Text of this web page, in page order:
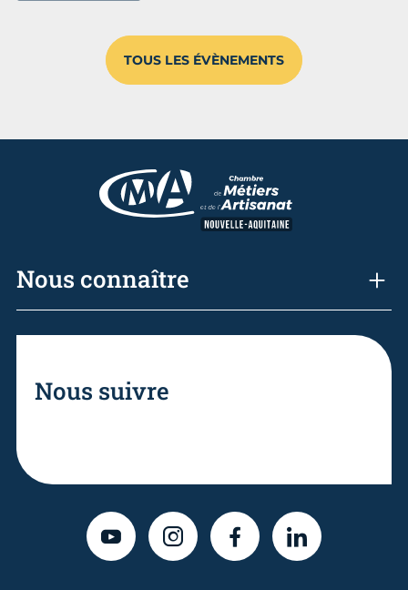
TOUS LES ÉVÈNEMENTS
Nous connaître
Nous suivre
YOUTUBEINSTAGRAMFACEBOOKLINKEDIN